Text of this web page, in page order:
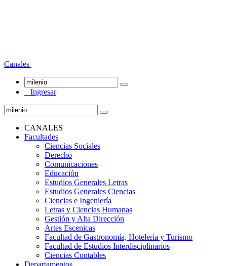
Canales
Ingresar
CANALES
Facultades
Ciencias Sociales
Derecho
Comunicaciones
Educación
Estudios Generales Letras
Estudios Generales Ciencias
Ciencias e Ingeniería
Letras y Ciencias Humanas
Gestión y Alta Dirección
Artes Escenicas
Facultad de Gastronomía, Hotelería y Turismo
Facultad de Estudios Interdisciplinarios
Ciencias Contables
Departamentos